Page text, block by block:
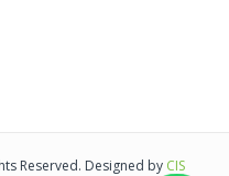
Reserved. Designed by CIS